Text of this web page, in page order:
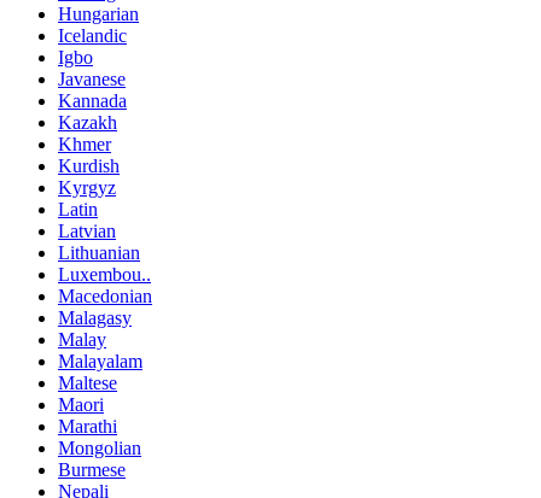
Hungarian
Icelandic
Igbo
Javanese
Kannada
Kazakh
Khmer
Kurdish
Kyrgyz
Latin
Latvian
Lithuanian
Luxembou..
Macedonian
Malagasy
Malay
Malayalam
Maltese
Maori
Marathi
Mongolian
Burmese
Nepali